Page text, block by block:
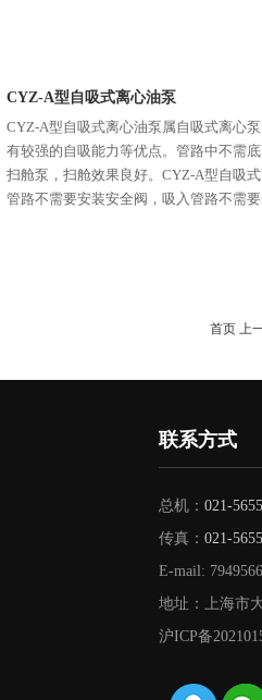
CYZ-A型自吸式离心油泵
CYZ-A型自吸式离心油泵属自吸式离心
有较强的自吸能力等优点。管路中不需
扫舱泵，扫舱效果良好。CYZ-A型自吸
管路不需要安装安全阀，吸入管路不需
首页 上
联系方式
总机： 021-
传真： 021-
E-mail:
地址：上海市
沪ICP备